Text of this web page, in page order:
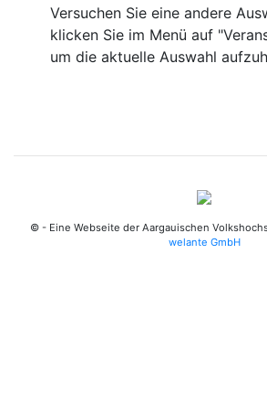
Versuchen Sie eine andere
klicken Sie im Menü auf
um die aktuelle Auswahl
© - Eine Webseite der Aargauischen
welante GmbH